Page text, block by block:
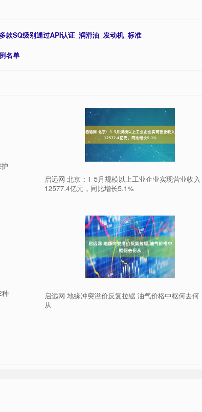
款SQ级别通过API认证_润滑油_发动机_标准
名单
启远网 北京：1-5月规模以上工业企业实现营业收入
12577.4亿元，同比增长5.1%
启远网 地缘冲突溢价反复拉锯 油气价格中枢何去何
从